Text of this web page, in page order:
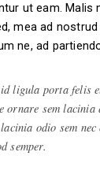
ut eam. Malis
mea ad
ne, ad
ligula porta felis
ornare sem
odio sem
semper.